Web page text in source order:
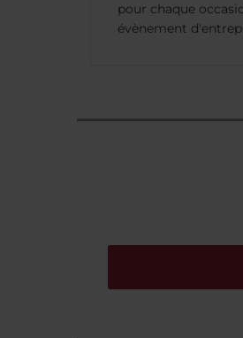
pour chaque
évènement